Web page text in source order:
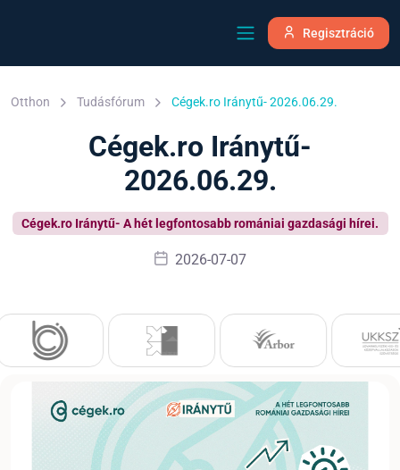
Regisztráció
Otthon Tudásfórum Cégek.ro Iránytű- 2026.06.29.
Cégek.ro Iránytű-
2026.06.29.
Cégek.ro Iránytű- A hét legfontosabb romániai gazdasági hírei.
2026-07-07